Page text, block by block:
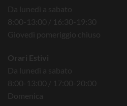
Da lunedì a sabato
8:00-13:00 / 16:30-19:30
Giovedì pomeriggio chiuso
Orari Estivi
Da lunedì a sabato
8:00-13:00 / 17:00-20:00
Domenica